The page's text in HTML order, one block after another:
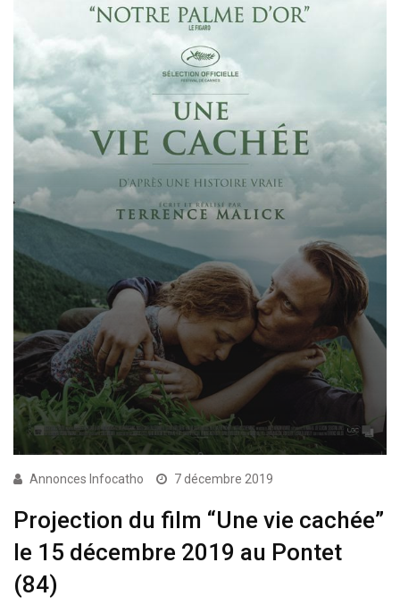
Annonces Infocatho 7 décembre 2019
Projection du film “Une vie cachée”
le 15 décembre 2019 au Pontet
(84)